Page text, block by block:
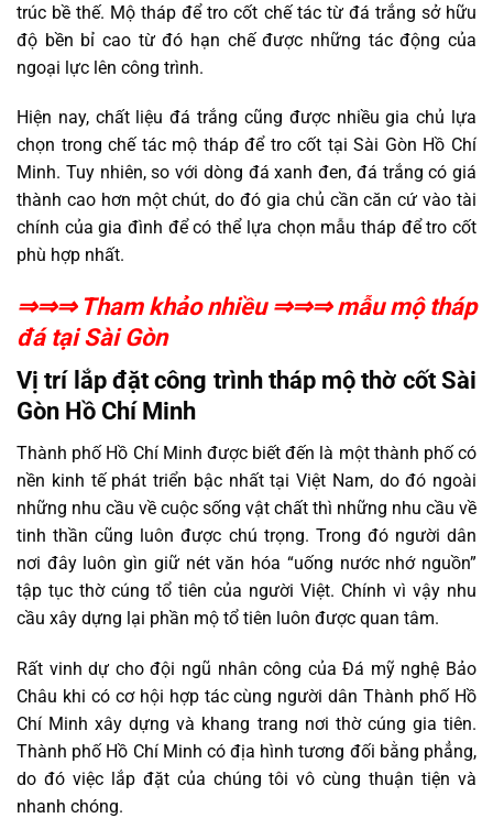
trúc bề thế. Mộ tháp để tro cốt chế tác từ đá trắng sở hữu
độ bền bỉ cao từ đó hạn chế được những tác động của
ngoại lực lên công trình.
Hiện nay, chất liệu đá trắng cũng được nhiều gia chủ lựa
chọn trong chế tác mộ tháp để tro cốt tại Sài Gòn Hồ Chí
Minh. Tuy nhiên, so với dòng đá xanh đen, đá trắng có giá
thành cao hơn một chút, do đó gia chủ cần căn cứ vào tài
chính của gia đình để có thể lựa chọn mẫu tháp để tro cốt
phù hợp nhất.
⇒⇒⇒ Tham khảo nhiều ⇒⇒⇒mẫu mộ tháp
đá tại Sài Gòn
Vị trí lắp đặt công trình tháp mộ thờ cốt Sài
Gòn Hồ Chí Minh
Thành phố Hồ Chí Minh được biết đến là một thành phố có
nền kinh tế phát triển bậc nhất tại Việt Nam, do đó ngoài
những nhu cầu về cuộc sống vật chất thì những nhu cầu về
tinh thần cũng luôn được chú trọng. Trong đó người dân
nơi đây luôn gìn giữ nét văn hóa “uống nước nhớ nguồn”
tập tục thờ cúng tổ tiên của người Việt. Chính vì vậy nhu
cầu xây dựng lại phần mộ tổ tiên luôn được quan tâm.
Rất vinh dự cho đội ngũ nhân công của Đá mỹ nghệ Bảo
Châu khi có cơ hội hợp tác cùng người dân Thành phố Hồ
Chí Minh xây dựng và khang trang nơi thờ cúng gia tiên.
Thành phố Hồ Chí Minh có địa hình tương đối bằng phẳng,
do đó việc lắp đặt của chúng tôi vô cùng thuận tiện và
nhanh chóng.